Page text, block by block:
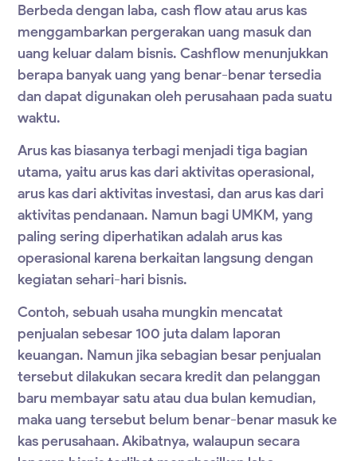
Berbeda dengan laba, cash flow atau arus kas
menggambarkan pergerakan uang masuk dan
uang keluar dalam bisnis. Cashflow menunjukkan
berapa banyak uang yang benar-benar tersedia
dan dapat digunakan oleh perusahaan pada suatu
waktu.
Arus kas biasanya terbagi menjadi tiga bagian
utama, yaitu arus kas dari aktivitas operasional,
arus kas dari aktivitas investasi, dan arus kas dari
aktivitas pendanaan. Namun bagi UMKM, yang
paling sering diperhatikan adalah arus kas
operasional karena berkaitan langsung dengan
kegiatan sehari-hari bisnis.
Contoh, sebuah usaha mungkin mencatat
penjualan sebesar 100 juta dalam laporan
keuangan. Namun jika sebagian besar penjualan
tersebut dilakukan secara kredit dan pelanggan
baru membayar satu atau dua bulan kemudian,
maka uang tersebut belum benar-benar masuk ke
kas perusahaan. Akibatnya, walaupun secara